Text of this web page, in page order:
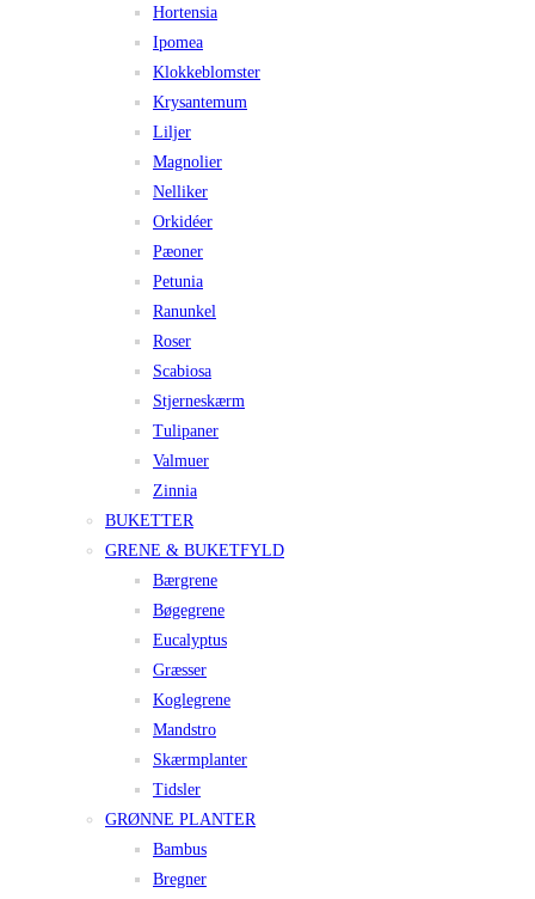
Hortensia
Ipomea
Klokkeblomster
Krysantemum
Liljer
Magnolier
Nelliker
Orkidéer
Pæoner
Petunia
Ranunkel
Roser
Scabiosa
Stjerneskærm
Tulipaner
Valmuer
Zinnia
BUKETTER
GRENE & BUKETFYLD
Bærgrene
Bøgegrene
Eucalyptus
Græsser
Koglegrene
Mandstro
Skærmplanter
Tidsler
GRØNNE PLANTER
Bambus
Bregner